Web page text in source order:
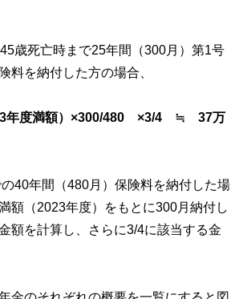
歳死亡時まで25年間（300月）第1号
料を納付した方の場合、
年度満額）×300/480 ×3/4 ≒ 37万
40年間（480月）保険料を納付した場
額（2023年度）をもとに300月納付し
額を計算し、さらに3/4に該当する金
金のそれぞれの概要を一覧にすると図